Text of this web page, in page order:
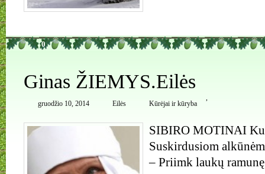
0
Ginas ŽIEMYS.Eilės
gruodžio 10, 2014 Eilės
,
Kūrėjai ir kūryba
SIBIRO MOTINAI
Suskirdusiom
– Priimk laukų